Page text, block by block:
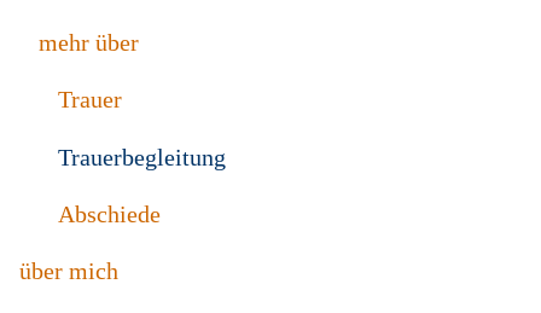
mehr über
Trauer
Trauerbegleitung
Abschiede
über mich